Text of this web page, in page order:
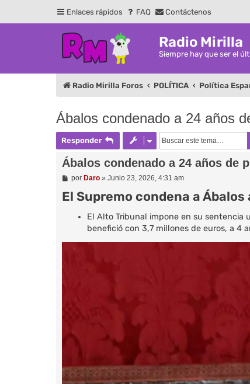
Enlaces rápidos FAQ Contáctenos
Radio Mirilla
Siempre hay que ser el
Radio Mirilla Foros POLÍTICA Política
Ábalos condenado a 24 años
Responder
Ábalos condenado a 24 años de
M
n
s
por Daro» Junio 23, 2026, 4:31 am
El Supremo condena a
El Alto Tribunal impone en su sentencia
benefició con 3,7 millones de euros, a 4